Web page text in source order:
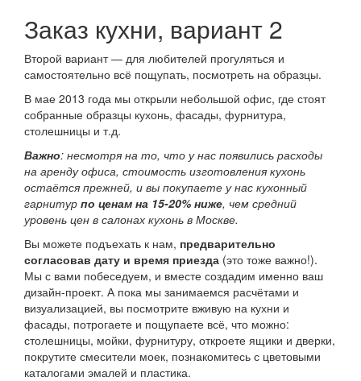
Заказ кухни, вариант 2
Второй вариант — для любителей прогуляться и
самостоятельно всё пощупать, посмотреть на образцы.
В мае 2013 года мы открыли небольшой офис, где стоят
собранные образцы кухонь, фасады, фурнитура,
столешницы и т.д.
Важно: несмотря на то, что у нас появились расходы
на аренду офиса, стоимость изготовления кухонь
остаётся прежней, и вы покупаете у нас кухонный
гарнитур по ценам на 15-20% ниже, чем средний
уровень цен в салонах кухонь в Москве.
Вы можете подъехать к нам, предварительно
согласовав дату и время приезда (это тоже важно!).
Мы с вами побеседуем, и вместе создадим именно ваш
дизайн-проект. А пока мы занимаемся расчётами и
визуализацией, вы посмотрите вживую на кухни и
фасады, потрогаете и пощупаете всё, что можно:
столешницы, мойки, фурнитуру, откроете ящики и дверки,
покрутите смесители моек, познакомитесь с цветовыми
каталогами эмалей и пластика.